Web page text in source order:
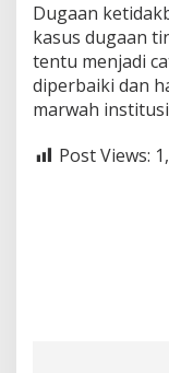
Dugaan
kasus dugaan
tentu menjadi
diperbaiki dan
marwah
Post Views: